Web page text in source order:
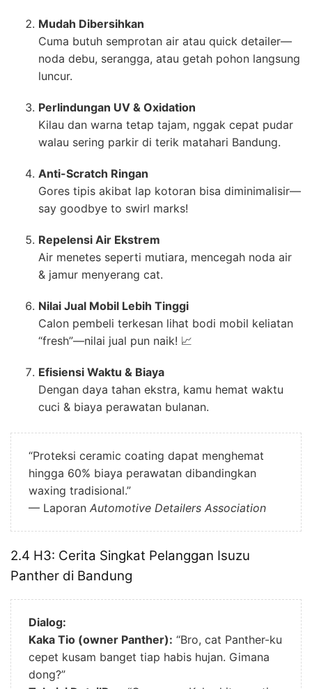
Mudah Dibersihkan
Cuma butuh semprotan air atau quick detailer—
noda debu, serangga, atau getah pohon langsung
luncur.
Perlindungan UV & Oxidation
Kilau dan warna tetap tajam, nggak cepat pudar
walau sering parkir di terik matahari Bandung.
Anti-Scratch Ringan
Gores tipis akibat lap kotoran bisa diminimalisir—
say goodbye to swirl marks!
Repelensi Air Ekstrem
Air menetes seperti mutiara, mencegah noda air
& jamur menyerang cat.
Nilai Jual Mobil Lebih Tinggi
Calon pembeli terkesan lihat bodi mobil keliatan
“fresh”—nilai jual pun naik! 📈
Efisiensi Waktu & Biaya
Dengan daya tahan ekstra, kamu hemat waktu
cuci & biaya perawatan bulanan.
“Proteksi ceramic coating dapat menghemat
hingga 60% biaya perawatan dibandingkan
waxing tradisional.”
— Laporan Automotive Detailers Association
2.4 H3: Cerita Singkat Pelanggan Isuzu
Panther di Bandung
Dialog:
Kaka Tio (owner Panther): “Bro, cat Panther-ku
cepet kusam banget tiap habis hujan. Gimana
dong?”